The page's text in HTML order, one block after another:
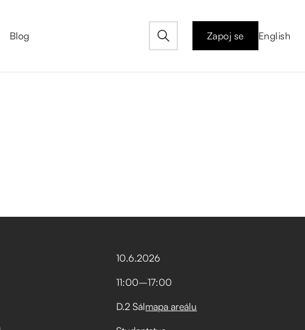
Blog Zapoj se English
10.6.2026
11:00–⁠17:00
D.2 Sálmapa areálu